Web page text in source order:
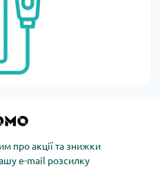
про акції та знижки
e-mail розсилку